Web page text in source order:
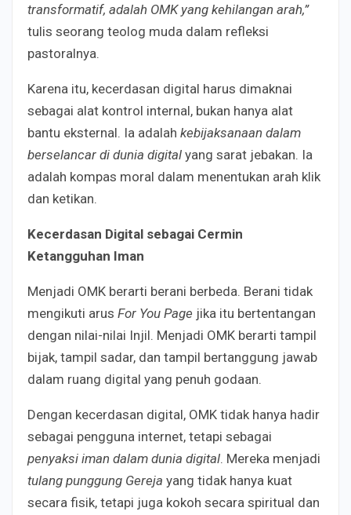
transformatif, adalah OMK yang kehilangan arah,”
tulis seorang teolog muda dalam refleksi
pastoralnya.
Karena itu, kecerdasan digital harus dimaknai
sebagai alat kontrol internal, bukan hanya alat
bantu eksternal. Ia adalah kebijaksanaan dalam
berselancar di dunia digital yang sarat jebakan. Ia
adalah kompas moral dalam menentukan arah klik
dan ketikan.
Kecerdasan Digital sebagai Cermin
Ketangguhan Iman
Menjadi OMK berarti berani berbeda. Berani tidak
mengikuti arus For You Page jika itu bertentangan
dengan nilai-nilai Injil. Menjadi OMK berarti tampil
bijak, tampil sadar, dan tampil bertanggung jawab
dalam ruang digital yang penuh godaan.
Dengan kecerdasan digital, OMK tidak hanya hadir
sebagai pengguna internet, tetapi sebagai
penyaksi iman dalam dunia digital. Mereka menjadi
tulang punggung Gereja yang tidak hanya kuat
secara fisik, tetapi juga kokoh secara spiritual dan